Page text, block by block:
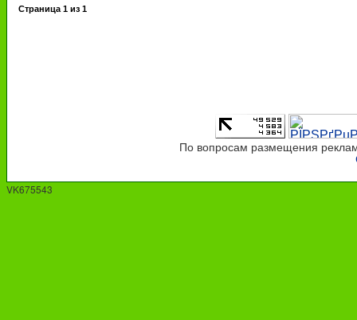
Страница 1 из 1
По вопросам размещения
VK675543